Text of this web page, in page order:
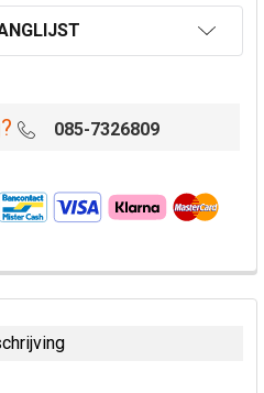
085-7326809